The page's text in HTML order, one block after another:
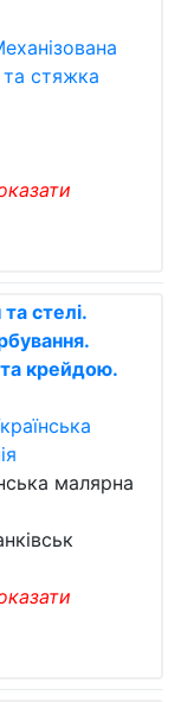
та стяжка
стелі.
крейдою.
малярна